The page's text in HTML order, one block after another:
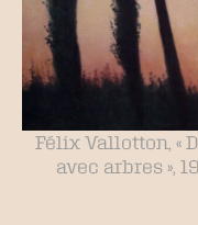
Félix Vallotton, «
avec arbres »,